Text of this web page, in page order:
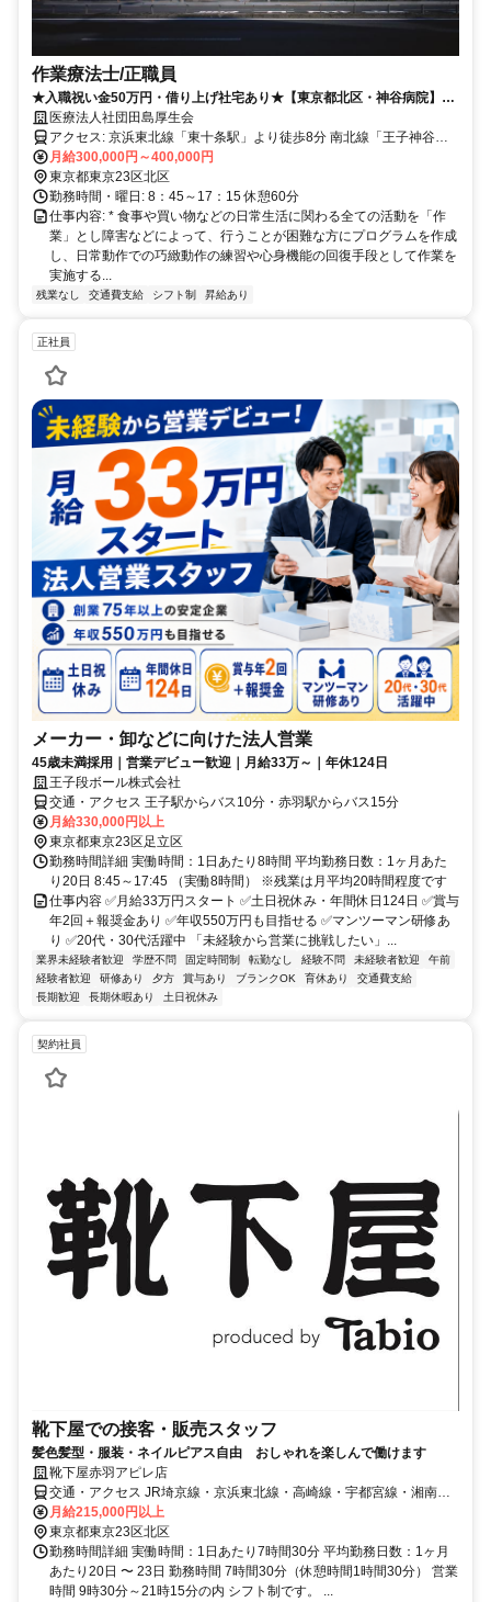
作業療法士/正職員
★入職祝い金50万円・借り上げ社宅あり★【東京都北区・神谷病院】年
間休日休暇130日！お休みがとりやすく、プライベートを充実させたい
方にオススメの職場です♪
医療法人社団田島厚生会
アクセス: 京浜東北線「東十条駅」より徒歩8分 南北線「王子神谷
駅」より徒歩8分
月給300,000円～400,000円
東京都東京23区北区
勤務時間・曜日: 8：45～17：15 休憩60分
仕事内容: * 食事や買い物などの日常生活に関わる全ての活動を「作
業」とし障害などによって、行うことが困難な方にプログラムを作成
し、日常動作での巧緻動作の練習や心身機能の回復手段として作業を
実施する...
残業なし 交通費支給 シフト制 昇給あり
正社員
メーカー・卸などに向けた法人営業
45歳未満採用｜営業デビュー歓迎｜月給33万～｜年休124日
王子段ボール株式会社
交通・アクセス 王子駅からバス10分・赤羽駅からバス15分
月給330,000円以上
東京都東京23区足立区
勤務時間詳細 実働時間：1日あたり8時間 平均勤務日数：1ヶ月あた
り20日 8:45～17:45 （実働8時間） ※残業は月平均20時間程度です
仕事内容 ✅月給33万円スタート ✅土日祝休み・年間休日124日 ✅賞与
年2回＋報奨金あり ✅年収550万円も目指せる ✅マンツーマン研修あ
り ✅20代・30代活躍中 「未経験から営業に挑戦したい」...
業界未経験者歓迎 学歴不問 固定時間制 転勤なし 経験不問 未経験者歓迎
午前
経験者歓迎
研修あり 夕方 賞与あり ブランクOK 育休あり
交通費支給
長期歓迎
長期休暇あり 土日祝休み
契約社員
靴下屋での接客・販売スタッフ
髪色髪型・服装・ネイルピアス自由 おしゃれを楽しんで働けます
靴下屋赤羽アピレ店
交通・アクセス JR埼京線・京浜東北線・高崎線・宇都宮線・湘南新
宿ライン 「赤羽駅」下車、西口より徒歩0分
月給215,000円以上
東京都東京23区北区
勤務時間詳細 実働時間：1日あたり7時間30分 平均勤務日数：1ヶ月
あたり20日 〜 23日 勤務時間 7時間30分（休憩時間1時間30分） 営業
時間 9時30分～21時15分の内 シフト制です。 ...